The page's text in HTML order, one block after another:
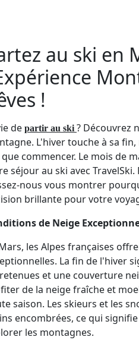
au ski en
!
de partir au ski? Découvrez
L'hiver touche à sa
commencer. Le mois de
séjour au ski avec
nous vous montrer
brillante pour votre
de Neige
les Alpes françaises
La fin de l'hiver
et une couverture
de la neige fraîche et
saison. Les skieurs et les
encombrées, ce qui
les montagnes.